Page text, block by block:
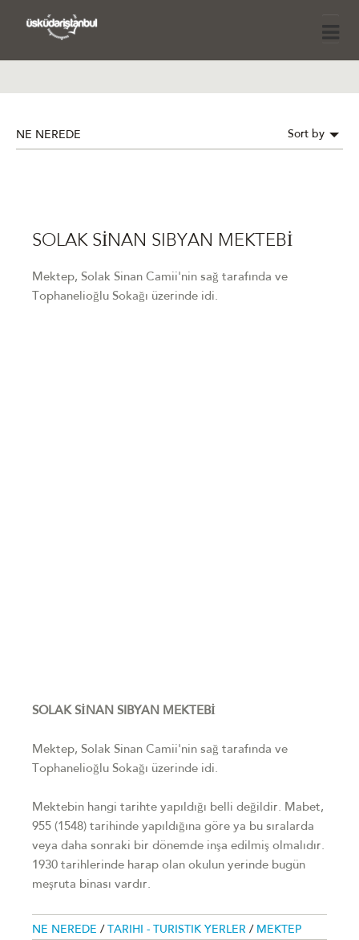
NE NEREDE Sort by
SOLAK SİNAN SIBYAN MEKTEBİ
Mektep, Solak Sinan Camii'nin sağ tarafında ve
Tophanelioğlu Sokağı üzerinde idi.
SOLAK SİNAN SIBYAN MEKTEBİ
Mektep, Solak Sinan Camii'nin sağ tarafında ve
Tophanelioğlu Sokağı üzerinde idi.
Mektebin hangi tarihte yapıldığı belli değildir. Mabet,
955 (1548) tarihinde yapıldığına göre ya bu sıralarda
veya daha sonraki bir dönemde inşa edilmiş olmalıdır.
1930 tarihlerinde harap olan okulun yerinde bugün
meşruta binası vardır.
NE NEREDE / TARIHI - TURISTIK YERLER / MEKTEP